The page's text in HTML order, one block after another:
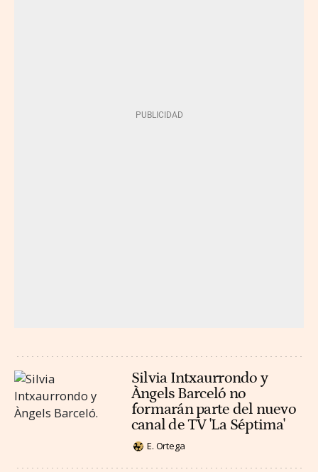
Silvia Intxaurrondo y
Àngels Barceló no
formarán parte del nuevo
canal de TV 'La Séptima'
E. Ortega